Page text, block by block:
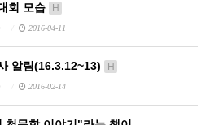
회 모습 H
2016-04-11
알림(16.3.12~13) H
2016-02-14